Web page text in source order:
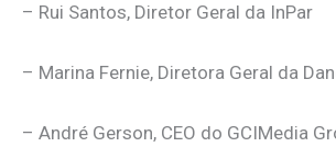
– Rui Santos, Diretor Geral da InPar
– Marina Fernie, Diretora Geral da
– André Gerson, CEO do GCIMedia